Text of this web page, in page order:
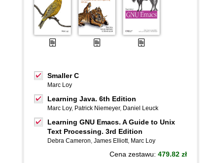
Smaller C
Marc Loy
Learning Java. 6th Edition
Marc Loy, Patrick Niemeyer, Daniel Leuck
Learning GNU Emacs. A Guide to Unix
Text Processing. 3rd Edition
Debra Cameron, James Elliott, Marc Loy
Cena zestawu: 479.82 zł